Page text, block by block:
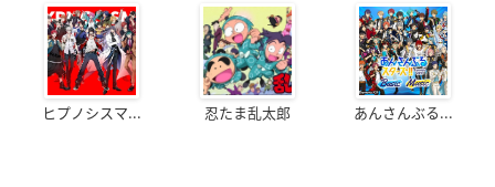
ヒプノシスマ... 忍たま乱太郎 あんさんぶる...